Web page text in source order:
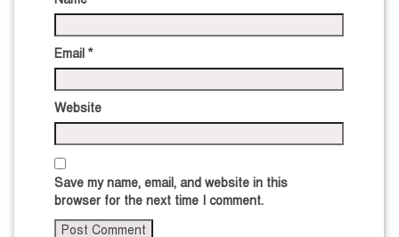
Email *
Website
Save my name, email, and website in this
browser for the next time I comment.